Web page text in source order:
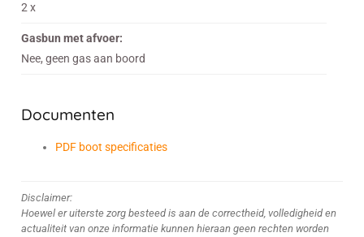
2 x
Gasbun met afvoer:
Nee, geen gas aan boord
Documenten
PDF boot specificaties
Disclaimer:
Hoewel er uiterste zorg besteed is aan de correctheid, volledigheid en
actualiteit van onze informatie kunnen hieraan geen rechten worden